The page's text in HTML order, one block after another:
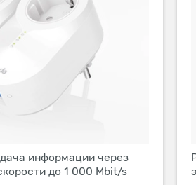
информации через
до 1 000 Mbit/s